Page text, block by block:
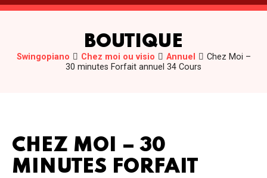
BOUTIQUE
Swingopiano Chez moi ou visio Annuel
Chez Moi –
30 minutes Forfait annuel 34 Cours
CHEZ MOI – 30
MINUTES FORFAIT